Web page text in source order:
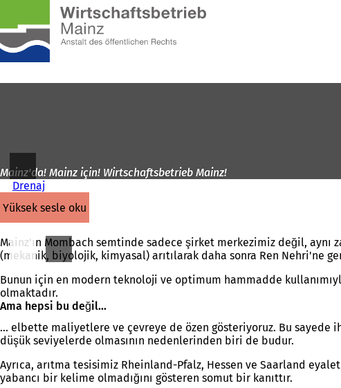
İçeriğe atla
Mainz'da! Mainz için! Wirtschaftsbetrieb Mainz!
Drenaj
yüksek sesle oku
Mainz'ın Mombach semtinde sadece şirket merkezimiz değil,
(mekanik, biyolojik, kimyasal) arıtılarak daha sonra Ren Nehri'ne
Bunun için en modern teknoloji ve optimum hammadde
olmaktadır.
Ama hepsi bu değil...
... elbette maliyetlere ve çevreye de özen gösteriyoruz. Bu sayede
düşük seviyelerde olmasının nedenlerinden biri de budur.
Ayrıca, arıtma tesisimiz Rheinland-Pfalz, Hessen ve Saarland
yabancı bir kelime olmadığını gösteren somut bir kanıttır.